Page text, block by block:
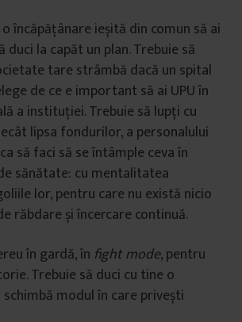
încăpățânare ieșită din comun să ai
duci la capăt un plan. Trebuie să
tare strâmbă dacă un spital
de ce e important să ai UPU în
a instituției. Trebuie să lupți cu
lipsa fondurilor, a personalului
să faci să se întâmple ceva în
sănătate: cu mentalitatea
lor, pentru care nu există nicio
răbdare și încercare continuă.
în gardă, în fight mode, pentru
Trebuie să duci cu tine o
modul în care privești